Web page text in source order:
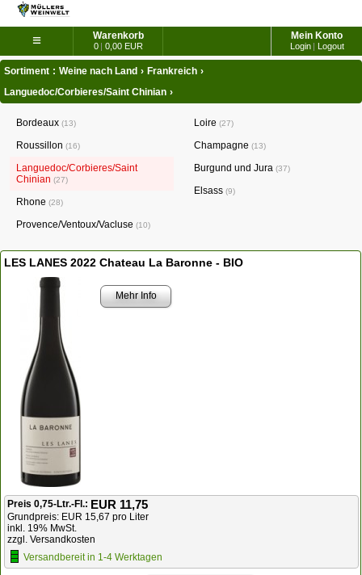
≡ Warenkorb
0 | 0,00 EUR
Mein Konto
Login | Logout
Sortiment : Weine nach Land › Frankreich ›
Languedoc/Corbieres/Saint Chinian ›
Bordeaux 13
Roussillon 16
Languedoc/Corbieres/Saint
Chinian
27
Rhone 28
Provence/Ventoux/Vacluse 10
Loire 27
Champagne 13
Burgund und Jura 37
Elsass 9
LES LANES 2022 Chateau La Baronne - BIO
Mehr Info
Preis 0,75-Ltr.-Fl.: EUR 11,75
Grundpreis: EUR 15,67 pro Liter
inkl. 19% MwSt.
zzgl. Versandkosten
Versandbereit in 1-4 Werktagen